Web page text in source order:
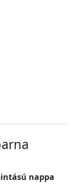
nappa